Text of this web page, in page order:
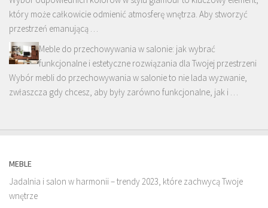
który może całkowicie odmienić atmosferę wnętrza. Aby stworzyć
przestrzeń emanującą …
Meble do przechowywania w salonie: jak wybrać
funkcjonalne i estetyczne rozwiązania dla Twojej przestrzeni
Wybór mebli do przechowywania w salonie to nie lada wyzwanie,
zwłaszcza gdy chcesz, aby były zarówno funkcjonalne, jak i …
MEBLE
Jadalnia i salon w harmonii – trendy 2023, które zachwycą Twoje
wnętrze